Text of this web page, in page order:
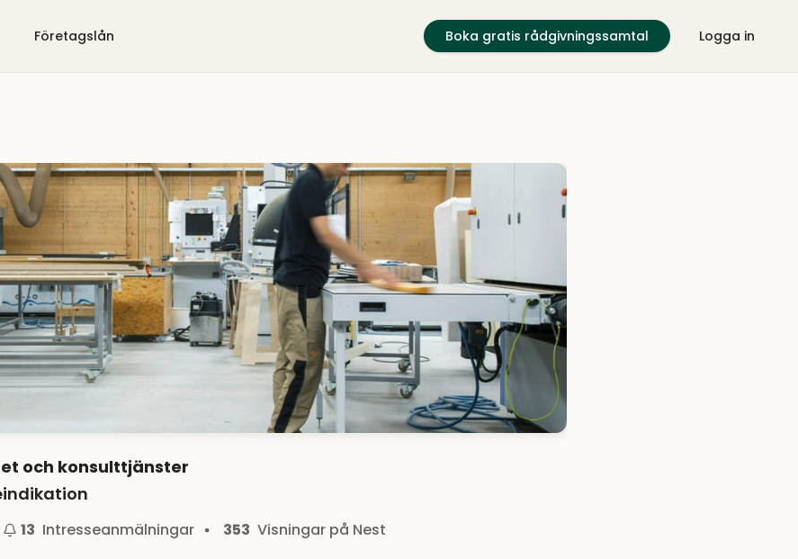
Företagslån Boka gratis rådgivningssamtal Logga in
och konsulttjänster
13 Intresseanmälningar 353 Visningar på Nest